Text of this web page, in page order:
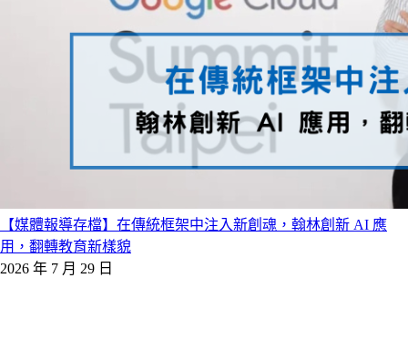
【媒體報導存檔】在傳統框架中注入新創魂，翰林創新 AI 應
用，翻轉教育新樣貌
2026 年 7 月 29 日